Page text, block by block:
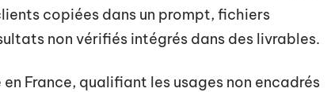
copiées dans un prompt, fichiers
non vérifiés intégrés dans des livrables.
France, qualifiant les usages non encadrés